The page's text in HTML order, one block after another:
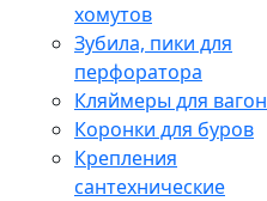
хомутов
Зубила, пики для
перфоратора
Кляймеры для
Коронки для буров
Крепления
сантехнические